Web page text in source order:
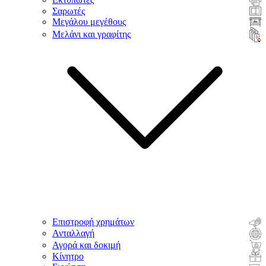
Σαρωτές
Μεγάλου μεγέθους
Μελάνι και γραφίτης
Επιστροφή χρημάτων
Ανταλλαγή
Αγορά και δοκιμή
Κίνητρο